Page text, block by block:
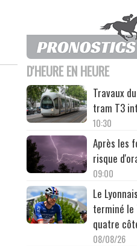
D'HEURE EN HEURE
Travaux
tram T3
10:30
Après les
risque
09:00
Le
terminé le
quatre
08/08/26